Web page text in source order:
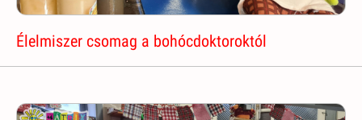
Élelmiszer csomag a bohócdoktoroktól